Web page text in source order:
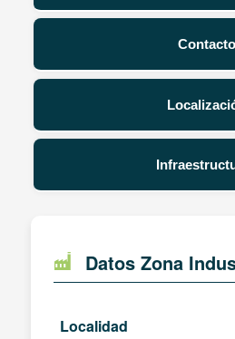
Contacto
Datos Zona
Localidad